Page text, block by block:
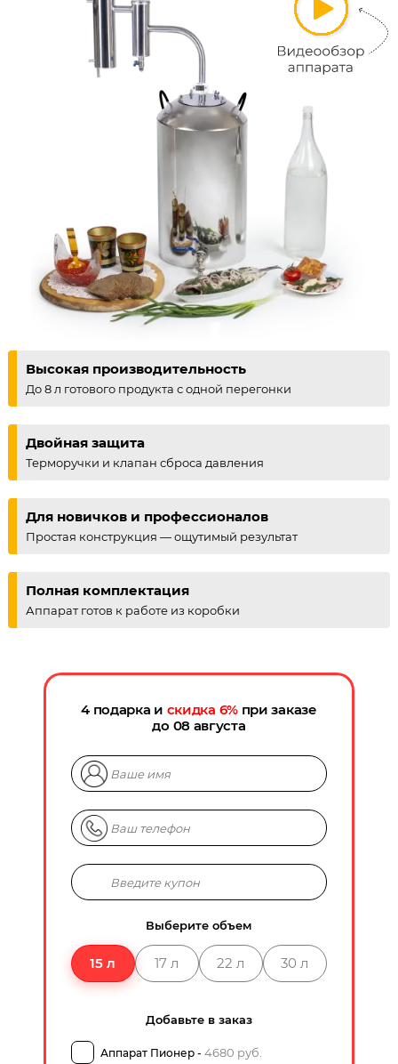
Высокая производительность
До 8 л готового продукта с одной перегонки
Двойная защита
Терморучки и клапан сброса давления
Для новичков и профессионалов
Простая конструкция — ощутимый результат
Полная комплектация
Аппарат готов к работе из коробки
4 подарка и скидка 6%при заказе
Выберите объем
15 л 17 л 22 л 30 л
Добавьте в заказ
Аппарат Пионер - 4680 руб.